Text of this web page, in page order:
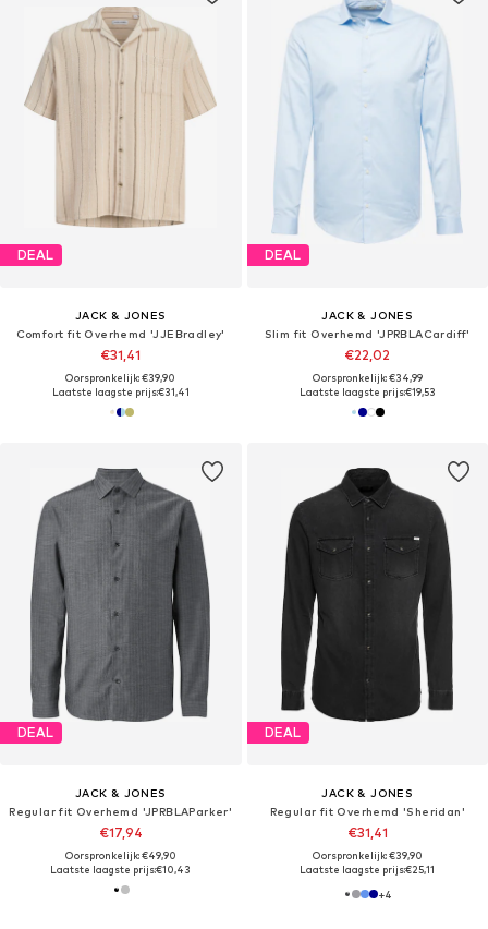
DEAL
JACK & JONES
Comfort fit Overhemd 'JJEBradley'
€31,41
Oorspronkelijk: €39,90
Laatste laagste prijs:€31,41
DEAL
JACK & JONES
Slim fit Overhemd 'JPRBLACardiff'
€22,02
Oorspronkelijk: €34,99
Laatste laagste prijs:€19,53
DEAL
JACK & JONES
Regular fit Overhemd 'JPRBLAParker'
€17,94
Oorspronkelijk: €49,90
Laatste laagste prijs:€10,43
DEAL
JACK & JONES
Regular fit Overhemd 'Sheridan'
€31,41
Oorspronkelijk: €39,90
Laatste laagste prijs:€25,11
+4